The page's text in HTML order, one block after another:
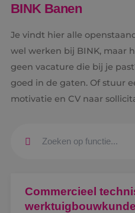
BINK Banen
Je vindt hier alle
wel werken bij BINK, maar
geen vacature die bij je
goed in de gaten. Of stuur
motivatie en CV naar
Commercieel
werktuigbouwkunde